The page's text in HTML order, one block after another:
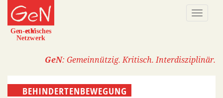
Direkt
zum
Inhalt
GeN: Gemeinnützig. Kritisch. Interdisziplinär.
BEHINDERTENBEWEGUNG